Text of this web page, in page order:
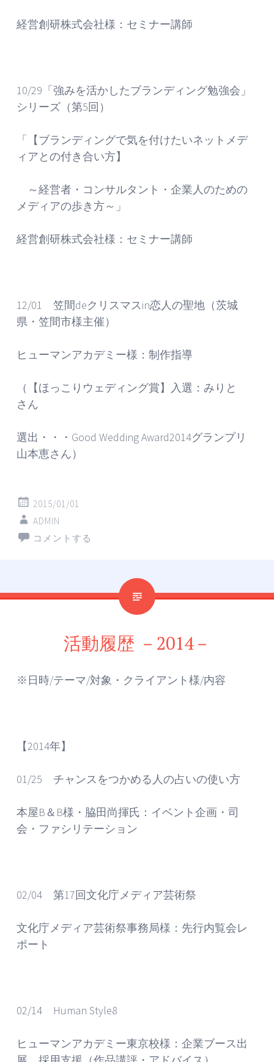
経営創研株式会社様：セミナー講師
10/29「強みを活かしたブランディング勉強会」
シリーズ（第5回）
「【ブランディングで気を付けたいネットメデ
ィアとの付き合い方】
～経営者・コンサルタント・企業人のための
メディアの歩き方～」
経営創研株式会社様：セミナー講師
12/01 笠間deクリスマスin恋人の聖地（茨城
県・笠間市様主催）
ヒューマンアカデミー様：制作指導
（【ほっこりウェディング賞】入選：みりと
さん
選出・・・Good Wedding Award2014グランプリ
山本恵さん）
2015/01/01
ADMIN
コメントする
活動履歴 －2014－
※日時/テーマ/対象・クライアント様/内容
【2014年】
01/25 チャンスをつかめる人の占いの使い方
本屋B＆B様・脇田尚揮氏：イベント企画・司
会・ファシリテーション
02/04 第17回文化庁メディア芸術祭
文化庁メディア芸術祭事務局様：先行内覧会レ
ポート
02/14 Human Style8
ヒューマンアカデミー東京校様：企業ブース出